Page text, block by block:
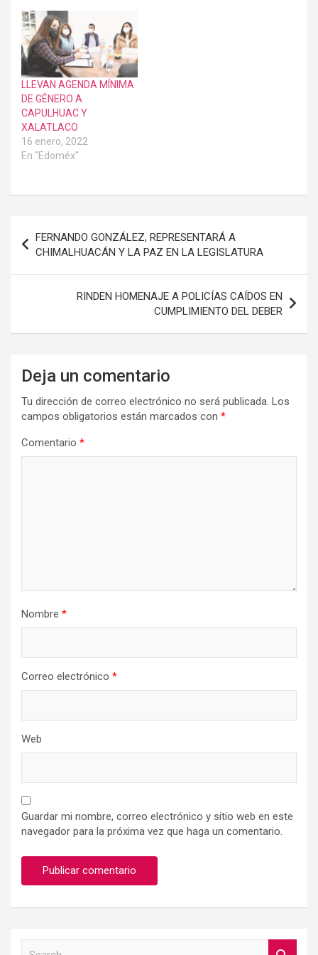
LLEVAN AGENDA MÍNIMA
DE GÉNERO A
CAPULHUAC Y
XALATLACO
16 enero, 2022
En "Edoméx"
de
entradas
FERNANDO GONZÁLEZ, REPRESENTARÁ A
CHIMALHUACÁN Y LA PAZ EN LA LEGISLATURA
RINDEN HOMENAJE A POLICÍAS CAÍDOS EN
CUMPLIMIENTO DEL DEBER
Deja un comentario
Tu dirección de correo electrónico no será publicada. Los
campos obligatorios están marcados con *
Comentario *
Nombre *
Correo electrónico *
Web
Guardar mi nombre, correo electrónico y sitio web en este
navegador para la próxima vez que haga un comentario.